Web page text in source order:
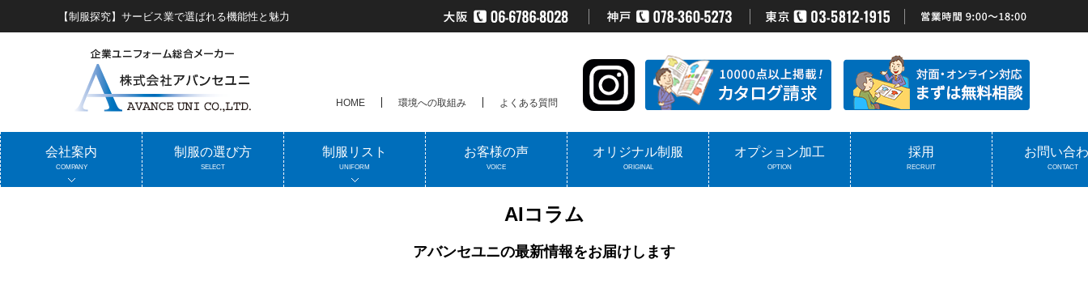
【制服探究】サービス業で選ばれる機能性と魅力
HOME 環境への取組み よくある質問
会社案内
COMPANY
制服の選び方
SELECT
制服リスト
UNIFORM
お客様の声
VOICE
オリジナル制服
ORIGINAL
オプション加工
OPTION
採用
RECRUIT
お問い合
CONTACT
AIコラム
アバンセユニの最新情報をお届けします